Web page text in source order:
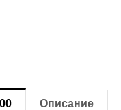
Описание